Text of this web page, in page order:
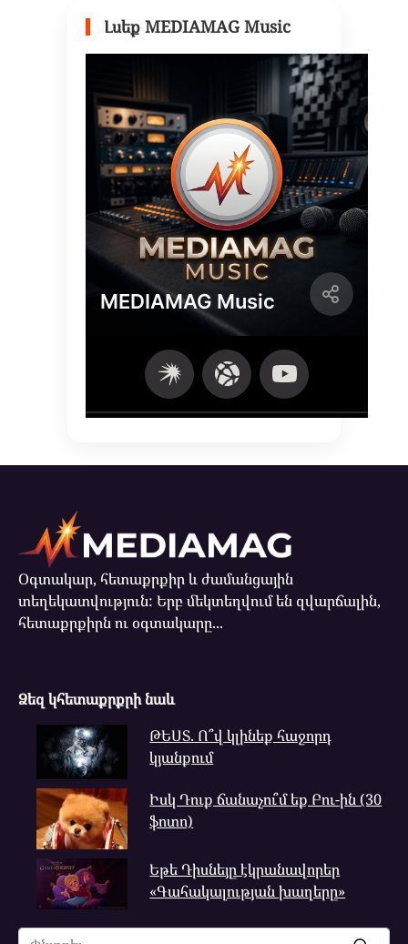
Լսեք MEDIAMAG Music
Օգտակար, հետաքրքիր և ժամանցային
տեղեկատվություն: Երբ մեկտեղվում են զվարճալին,
հետաքրքիրն ու օգտակարը...
Ձեզ կհետաքրքրի նաև
ԹԵՍՏ. Ո՞վ կլինեք հաջորդ
կյանքում
Իսկ Դուք ճանաչու՞մ եք Բու-ին (30
ֆոտո)
Եթե Դիսնեյը էկրանավորեր
«Գահակալության խաղերը»
Search